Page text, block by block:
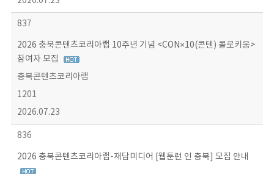
837
2026 충북콘텐츠코리아랩 10주년 기념 <CON×10(콘텐) 콜로키움>
참여자 모집
충북콘텐츠코리아랩
1201
2026.07.23
836
2026 충북콘텐츠코리아랩-재담미디어 [웹툰런 인 충북] 모집 안내